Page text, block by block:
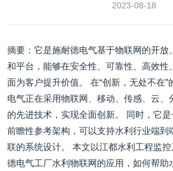
2023-08-18
摘要：它是施耐德电气基于物联网的开放
和平台，能够在安全性、可靠性、高效性
面为客户提升价值。 在“创新，无处不在
电气正在采用物联网、移动、传感、云、
的先进技术，实现全面创新。 同时，它
前瞻性参考架构，可以支持水利行业端到
联的系统设计。 本文以江都水利工程监
德电气工厂水利物联网的应用，如何帮助